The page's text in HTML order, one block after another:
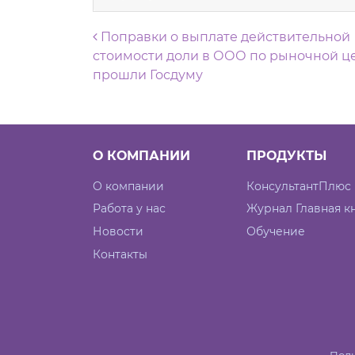
Навигация по записям
Поправки о выплате действительной
стоимости доли в ООО по рыночной
прошли Госдуму
О КОМПАНИИ
О компании
Работа у нас
Новости
Контакты
ПРОДУКТЫ
КонсультантПлюс
Журнал Главная
Обучение